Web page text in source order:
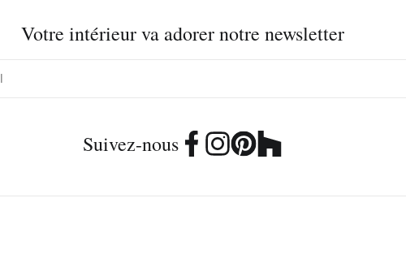
Votre intérieur va adorer notre newsletter
Suivez-nous